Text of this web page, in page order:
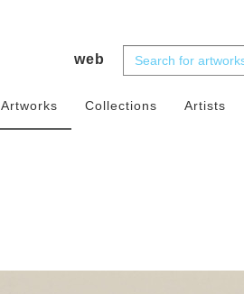
web
Artworks Collections Artists